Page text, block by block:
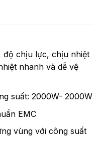
độ chịu lực, chịu nhiệt
nhanh và dễ vệ
suất: 2000W- 2000W
EMC
vùng với công suất